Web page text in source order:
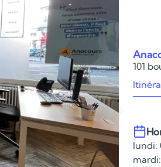
101
lundi: